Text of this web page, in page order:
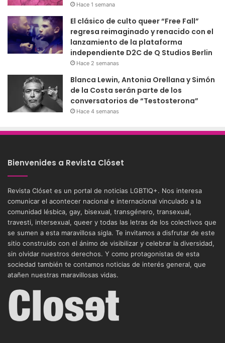
Hace 1 semana
El clásico de culto queer “Free Fall”
regresa reimaginado y renacido con el
lanzamiento de la plataforma
independiente D2C de Q Studios Berlin
Hace 2 semanas
Blanca Lewin, Antonia Orellana y Simón
de la Costa serán parte de los
conversatorios de “Testosterona”
Hace 4 semanas
Bienvenides a Revista Clóset
Revista Clóset es un portal de noticias LGBTIQ+. Nos interesa
comunicar el acontecer nacional e internacional vinculado a la
comunidad lésbica, gay, bisexual, transgénero, transexual,
travesti, intersexual, queer y todas las letras de los colectivos que
se sumen a esta maravillosa sigla. Te invitamos a disfrutar de este
sitio construido con el ánimo de visibilizar y celebrar la diversidad,
sin olvidar nuestros derechos. Y como protagonistas de esta
sociedad también te contamos noticias de interés general, que
atañen nuestras maravillosas vidas.